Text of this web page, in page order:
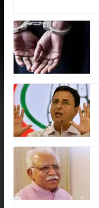
at
s
A
p
p
e
b
o
k